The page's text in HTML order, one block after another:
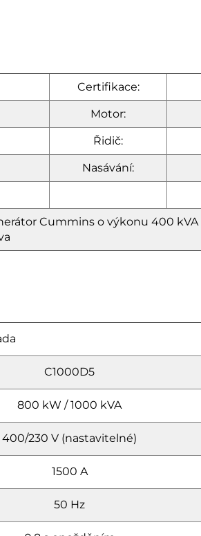
Certifikace:
Motor:
Řidič:
Nasávání:
Cummins o výkonu 400 kVA
C1000D5
800 kW / 1000 kVA
400/230 V (nastavitelné)
1500 A
50 Hz